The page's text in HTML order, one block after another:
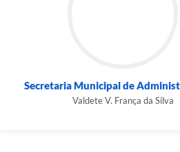
Secretaria Municipal de
Valdete V. França da Silva